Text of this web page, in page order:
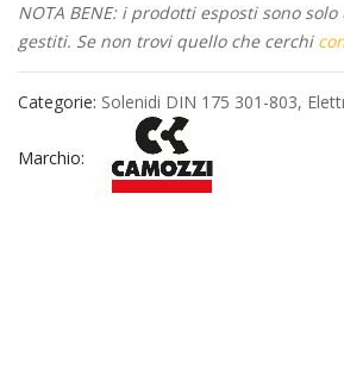
NOTA BENE: i prodotti esposti sono
gestiti. Se non trovi quello che cerchi
Categorie: Solenidi DIN 175 301-803,
Marchio: